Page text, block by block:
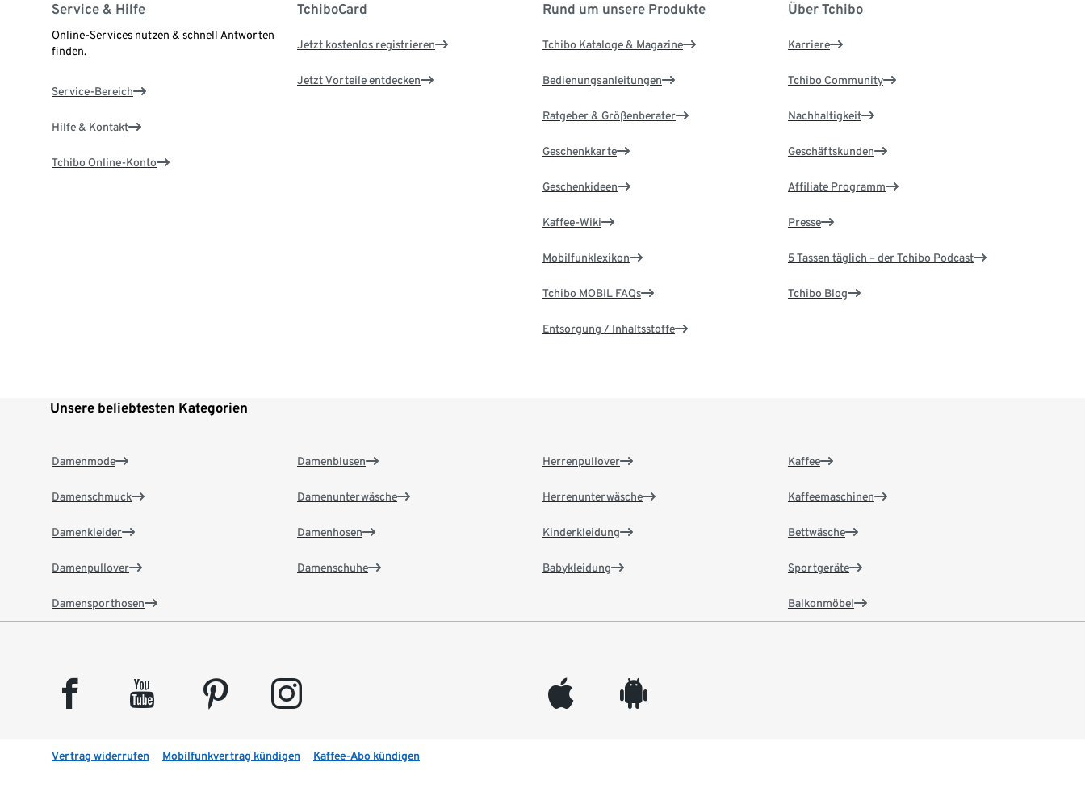
Service & Hilfe
Online-Services nutzen & schnell Antworten
finden.
Service-Bereich
Hilfe & Kontakt
Tchibo Online-Konto
TchiboCard
Jetzt kostenlos registrieren
Jetzt Vorteile entdecken
Rund um unsere Produkte
Tchibo Kataloge & Magazine
Bedienungsanleitungen
Ratgeber & Größenberater
Geschenkkarte
Geschenkideen
Kaffee-Wiki
Mobilfunklexikon
Tchibo MOBIL FAQs
Entsorgung / Inhaltsstoffe
Über Tchibo
Karriere
Tchibo Community
Nachhaltigkeit
Geschäftskunden
Affiliate Programm
Presse
5 Tassen täglich – der Tchibo Podcast
Tchibo Blog
Unsere beliebtesten Kategorien
Damenmode
Damenschmuck
Damenkleider
Damenpullover
Damensporthosen
Damenblusen
Damenunterwäsche
Damenhosen
Damenschuhe
Herrenpullover
Herrenunterwäsche
Kinderkleidung
Babykleidung
Kaffee
Kaffeemaschinen
Bettwäsche
Sportgeräte
Balkonmöbel
facebook youtube pinterest instagram appleinc android
Vertrag widerrufen Mobilfunkvertrag kündigen Kaffee-Abo kündigen